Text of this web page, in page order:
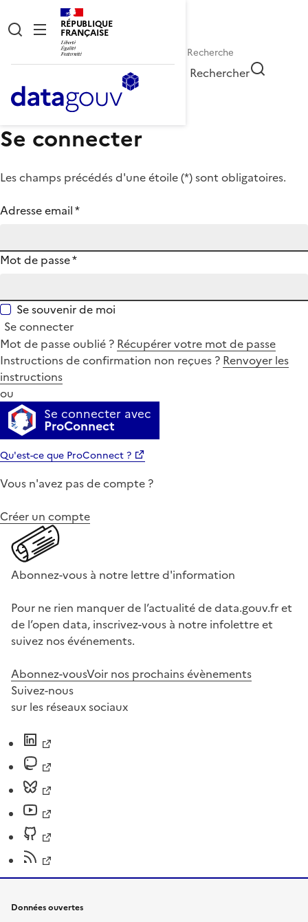
RÉPUBLIQUE
FRANÇAISE
Rechercher
Se connecter
Les champs précédés d'une étoile (*) sont obligatoires.
Adresse email*
Mot de passe*
Se souvenir de moi
Se connecter
Mot de passe oublié ? Récupérer votre mot de passe
Instructions de confirmation non reçues ? Renvoyer les
instructions
ou
Se connecter avec
ProConnect
Qu'est-ce que ProConnect ?
Vous n'avez pas de compte ?
Créer un compte
Abonnez-vous à notre lettre d'information
Pour ne rien manquer de l’actualité de data.gouv.fr et
de l’open data, inscrivez-vous à notre infolettre et
suivez nos événements.
Abonnez-vousVoir nos prochains évènements
Suivez-nous
sur les réseaux sociaux
Données ouvertes